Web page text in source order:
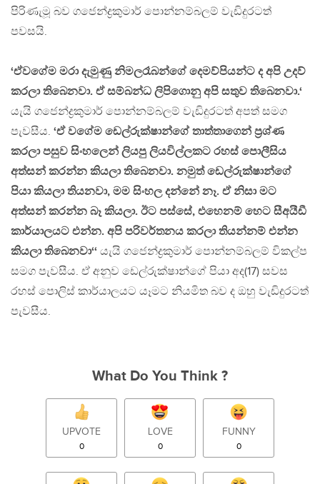
පිරිණැමූ බව ගජෙන්ද්‍රකුමාර් පොන්නම්බලම් වැඩිදුරටත්
පවසයි.
‘ඒවගේම මරා දැමුණු නිමලරෑබන්ගේ දෙමව්පියන්ට ද අපි උදව්
කරලා තිබෙනවා. ඒ සම්බන්ධ ලිපිගොනු අපි සතුව තිබෙනවා.‘
යැයි ගජෙන්ද්‍රකුමාර් පොන්නම්බලම් වැඩිදුරටත් අපත් සමග
පැවසීය. ‘ඒ වගේම ඩෙල්රුක්ෂාන්ගේ තාත්තාගෙන් ප්‍රශ්ණ
කරලා පසුව සිංහලෙන් ලියපු ලියවිල්ලකට රහස් පොලීසිය
අත්සන් කරන්න කියලා තිබෙනවා. නමුත් ඩෙල්රුක්ෂාන්ගේ
පියා කියලා තියනවා, මම සිංහල දන්නේ නෑ. ඒ නිසා මට
අත්සන් කරන්න බෑ කියලා. ඊට පස්සේ, එහෙනම් හෙට සීඅයීඩී
කාර්යාලයට එන්න. අපි පරිවර්තනය කරලා තියන්නම් එන්න
කියලා තිබෙනවා‘‘ යැයි ගජෙන්ද්‍රකුමාර් පොන්නම්බලම් විකල්ප
සමග පැවසීය. ඒ අනුව ඩෙල්රුක්ෂාන්ගේ පියා අද(17) සවස
රහස් පොලිස් කාර්යාලයට යෑමට නියමිත බව ද ඔහු වැඩිදුරටත්
පැවසීය.
What Do You Think ?
UPVOTE
0
LOVE
0
FUNNY
0